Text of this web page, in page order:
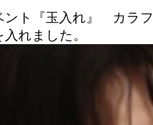
ント『玉入れ』 カラ
れました。